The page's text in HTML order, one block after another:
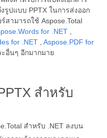
รูปแบบ PPTX ในการส่งออก
สามารถใช้ Aspose.Total
for .NET
for .NET
Aspose.PDF for
อื่นๆ อีกมากมาย
สำหรับ
สำหรับ .NET ลงบน